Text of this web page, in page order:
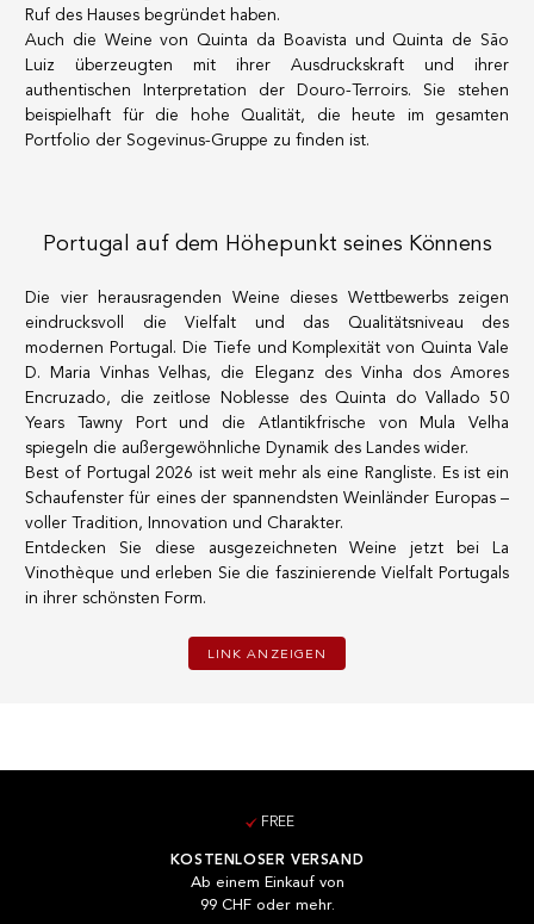
Ruf des Hauses begründet haben.
Auch die Weine von Quinta da Boavista und Quinta de São
Luiz überzeugten mit ihrer Ausdruckskraft und ihrer
authentischen Interpretation der Douro-Terroirs. Sie stehen
beispielhaft für die hohe Qualität, die heute im gesamten
Portfolio der Sogevinus-Gruppe zu finden ist.
Portugal auf dem Höhepunkt seines Könnens
Die vier herausragenden Weine dieses Wettbewerbs zeigen
eindrucksvoll die Vielfalt und das Qualitätsniveau des
modernen Portugal. Die Tiefe und Komplexität von Quinta Vale
D. Maria Vinhas Velhas, die Eleganz des Vinha dos Amores
Encruzado, die zeitlose Noblesse des Quinta do Vallado 50
Years Tawny Port und die Atlantikfrische von Mula Velha
spiegeln die außergewöhnliche Dynamik des Landes wider.
Best of Portugal 2026 ist weit mehr als eine Rangliste. Es ist ein
Schaufenster für eines der spannendsten Weinländer Europas –
voller Tradition, Innovation und Charakter.
Entdecken Sie diese ausgezeichneten Weine jetzt bei La
Vinothèque und erleben Sie die faszinierende Vielfalt Portugals
in ihrer schönsten Form.
LINK ANZEIGEN
FREE
KOSTENLOSER VERSAND
Ab einem Einkauf von
99 CHF oder mehr.